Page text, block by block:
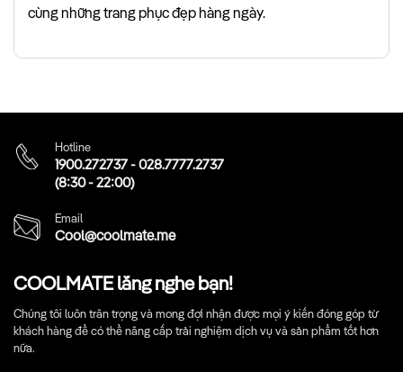
cùng những trang phục đẹp hàng ngày.
Hotline
1900.272737-028.7777.2737
(8:30 - 22:00)
Email
Cool@coolmate.me
COOLMATE lắng nghe bạn!
Chúng tôi luôn trân trọng và mong đợi nhận được mọi ý kiến đóng góp từ
khách hàng để có thể nâng cấp trải nghiệm dịch vụ và sản phẩm tốt hơn
nữa.